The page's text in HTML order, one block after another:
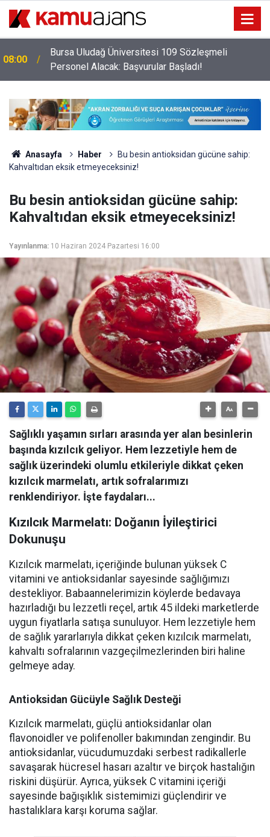
08:00
Bursa Uludağ Üniversitesi 109 Sözleşmeli
Personel Alacak: Başvurular Başladı!
Anasayfa Haber
Bu besin antioksidan gücüne sahip:
Kahvaltıdan eksik etmeyeceksiniz!
Bu besin antioksidan gücüne sahip:
Kahvaltıdan eksik etmeyeceksiniz!
Yayınlanma: 10 Haziran 2024 Pazartesi 16:00
Sağlıklı yaşamın sırları arasında yer alan besinlerin
başında kızılcık geliyor. Hem lezzetiyle hem de
sağlık üzerindeki olumlu etkileriyle dikkat çeken
kızılcık marmelatı, artık sofralarımızı
renklendiriyor. İşte faydaları...
Kızılcık Marmelatı: Doğanın İyileştirici
Dokunuşu
Kızılcık marmelatı, içeriğinde bulunan yüksek C
vitamini ve antioksidanlar sayesinde sağlığımızı
destekliyor. Babaannelerimizin köylerde bedavaya
hazırladığı bu lezzetli reçel, artık 45 ildeki marketlerde
uygun fiyatlarla satışa sunuluyor. Hem lezzetiyle hem
de sağlık yararlarıyla dikkat çeken kızılcık marmelatı,
kahvaltı sofralarının vazgeçilmezlerinden biri haline
gelmeye aday.
Antioksidan Gücüyle Sağlık Desteği
Kızılcık marmelatı, güçlü antioksidanlar olan
flavonoidler ve polifenoller bakımından zengindir. Bu
antioksidanlar, vücudumuzdaki serbest radikallerle
savaşarak hücresel hasarı azaltır ve birçok hastalığın
riskini düşürür. Ayrıca, yüksek C vitamini içeriği
sayesinde bağışıklık sistemimizi güçlendirir ve
hastalıklara karşı koruma sağlar.